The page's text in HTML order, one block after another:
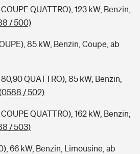
QUATTRO), 123 kW, Benzin,
/ 500)
85 kW, Benzin, Coupe, ab
QUATTRO), 85 kW, Benzin,
/ 502)
QUATTRO), 162 kW, Benzin,
/ 503)
66 kW, Benzin, Limousine, ab